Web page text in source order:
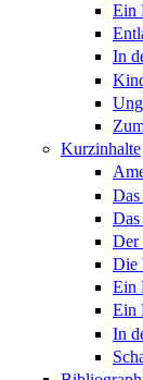
Ein
In
Kurzinhalte
Der
Die
Ein
Ein
In